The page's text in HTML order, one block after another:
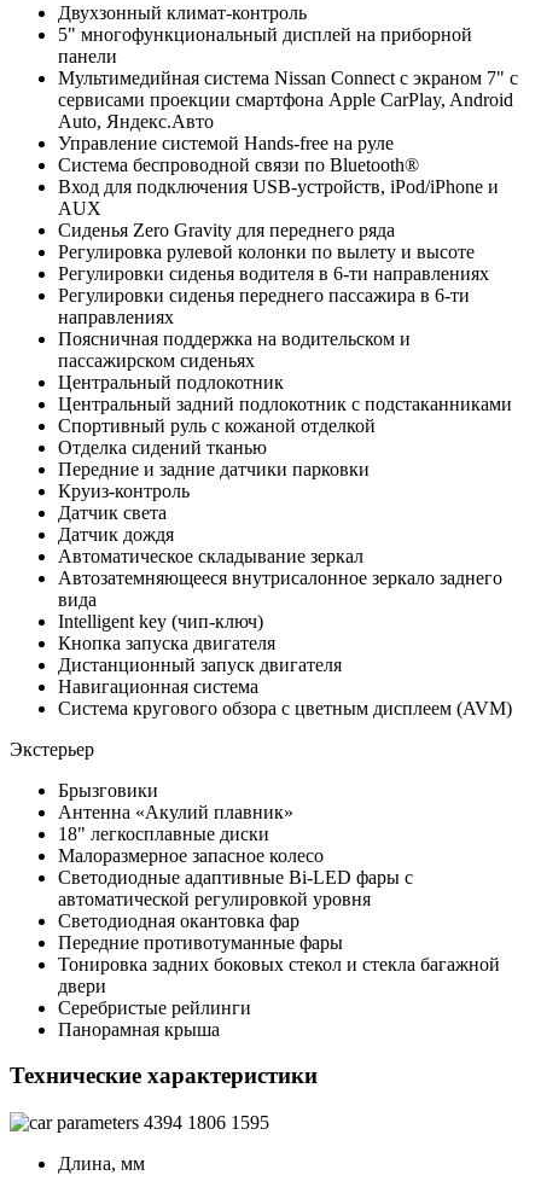
Двухзонный климат-контроль
5" многофункциональный дисплей на приборной
панели
Мультимедийная система Nissan Connect с экраном 7" с
сервисами проекции смартфона Apple CarPlay, Android
Auto, Яндекс.Авто
Управление системой Hands-free на руле
Система беспроводной связи по Bluetooth®
Вход для подключения USB-устройств, iPod/iPhone и
AUX
Сиденья Zero Gravity для переднего ряда
Регулировка рулевой колонки по вылету и высоте
Регулировки сиденья водителя в 6-ти направлениях
Регулировки сиденья переднего пассажира в 6-ти
направлениях
Поясничная поддержка на водительском и
пассажирском сиденьях
Центральный подлокотник
Центральный задний подлокотник с подстаканниками
Спортивный руль с кожаной отделкой
Отделка сидений тканью
Передние и задние датчики парковки
Круиз-контроль
Датчик света
Датчик дождя
Автоматическое складывание зеркал
Автозатемняющееся внутрисалонное зеркало заднего
вида
Intelligent key (чип-ключ)
Кнопка запуска двигателя
Дистанционный запуск двигателя
Навигационная система
Система кругового обзора с цветным дисплеем (AVM)
Экстерьер
Брызговики
Антенна «Акулий плавник»
18" легкосплавные диски
Малоразмерное запасное колесо
Светодиодные адаптивные Bi-LED фары с
автоматической регулировкой уровня
Светодиодная окантовка фар
Передние противотуманные фары
Тонировка задних боковых стекол и стекла багажной
двери
Серебристые рейлинги
Панорамная крыша
Технические характеристики
4394 1806 1595
Длина, мм